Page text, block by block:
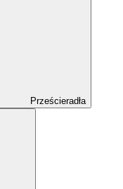
Prześcieradła